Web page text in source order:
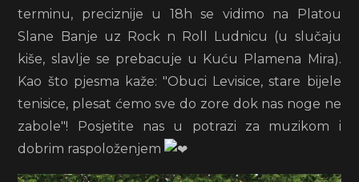
terminu, preciznije u 18h se vidimo na Platou
Slane Banje uz Rock n Roll Ludnicu (u slučaju
kiše, slavlje se prebacuje u Kuću Plamena Mira).
Kao što pjesma kaže: "Obuci Levisice, stare bijele
tenisice, plesat ćemo sve do zore dok nas noge ne
zabole"! Posjetite nas u potrazi za muzikom i
dobrim raspoloženjem